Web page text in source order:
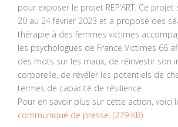
pour exposer le projet REP’ART. Ce
20 au 24 février 2023 et a proposé des
thérapie à des femmes victimes
les psychologues de France Victimes 66
des mots sur les maux, de réinvestir son
corporelle, de révéler les potentiels de
termes de capacité de résilience.
Pour en savoir plus sur cette action, voici
communiqué de presse. (279 KB)